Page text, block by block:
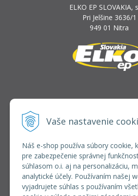
Vaše nastavenie
Náš e-shop používa súbory cookie,
pre zabezpečenie správnej
súhlasom o.i. aj na personalizáciu,
analytické účely. Používaním našej
vyjadrujete súhlas s používaním
ELKO EP SLOVAKIA,
Pri Jelšine 3636/1
949 01 Nitra
INFOLINKA
+421 37 6586 731
VŠETKO O
REGISTRÁCIA
Formulár na odsúpenie